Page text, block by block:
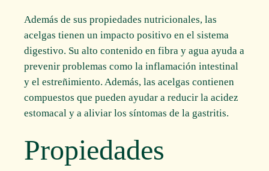
Además de sus propiedades nutricionales, las
acelgas tienen un impacto positivo en el sistema
digestivo. Su alto contenido en fibra y agua ayuda a
prevenir problemas como la inflamación intestinal
y el estreñimiento. Además, las acelgas contienen
compuestos que pueden ayudar a reducir la acidez
estomacal y a aliviar los síntomas de la gastritis.
Propiedades